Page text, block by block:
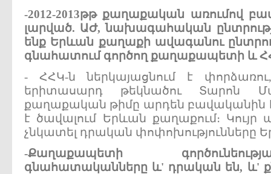
-2012-2013թթ քաղաքական առումով
լարված. ԱԺ,նախագահական
ենք Երևան քաղաքի ավագանու
գնահատում գործող քաղաքապետի և
- ՀՀԿ-ն ներկայացնում է
երիտասարդ թեկնածու Տարոն
քաղաքական թիմը արդեն բավականին
է ծավալում Երևան քաղաքում։ Կույր
չնկատել դրական փոփոխությունները
-Քաղաքապետի
գնահատականները և' դրական են, և'